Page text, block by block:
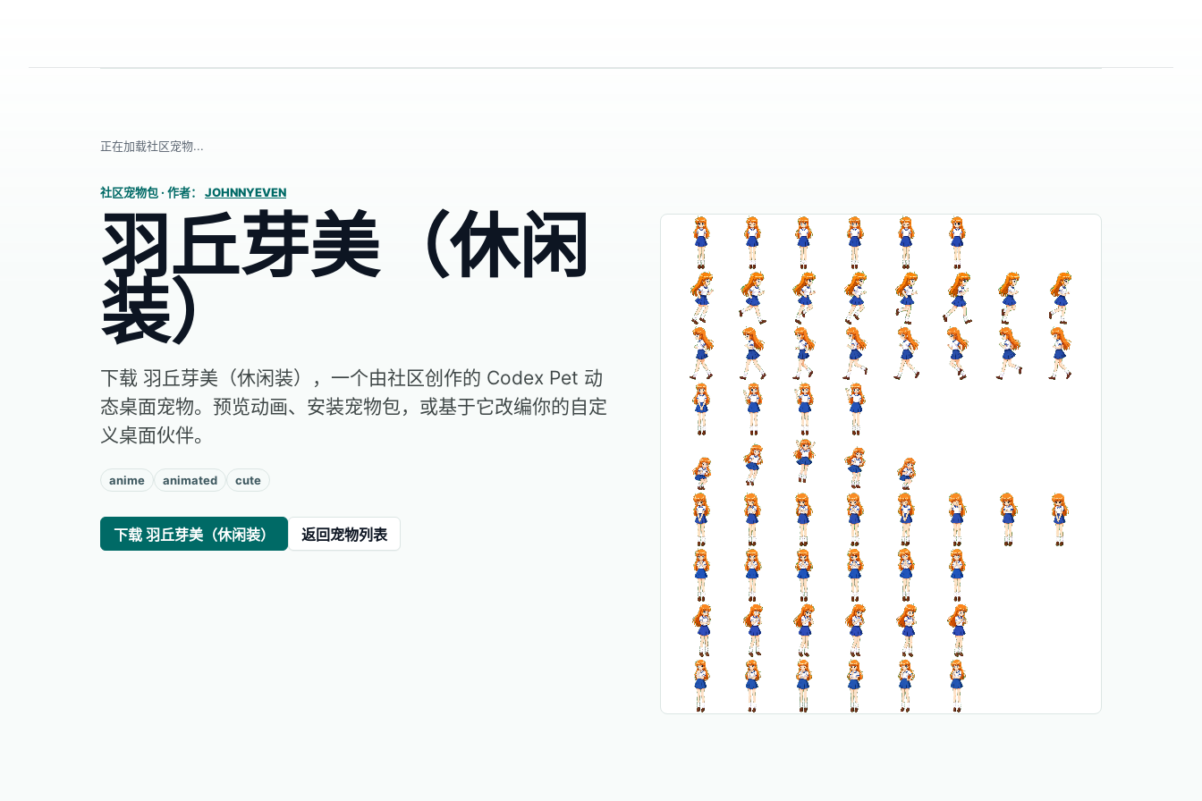
正在加载社区宠物...
社区宠物包 · 作者： JOHNNYEVEN
羽丘芽美（休闲
装）
下载 羽丘芽美（休闲装），一个由社区创作的 Codex Pet 动
态桌面宠物。预览动画、安装宠物包，或基于它改编你的自定
义桌面伙伴。
anime animated cute
下载 羽丘芽美（休闲装） 返回宠物列表